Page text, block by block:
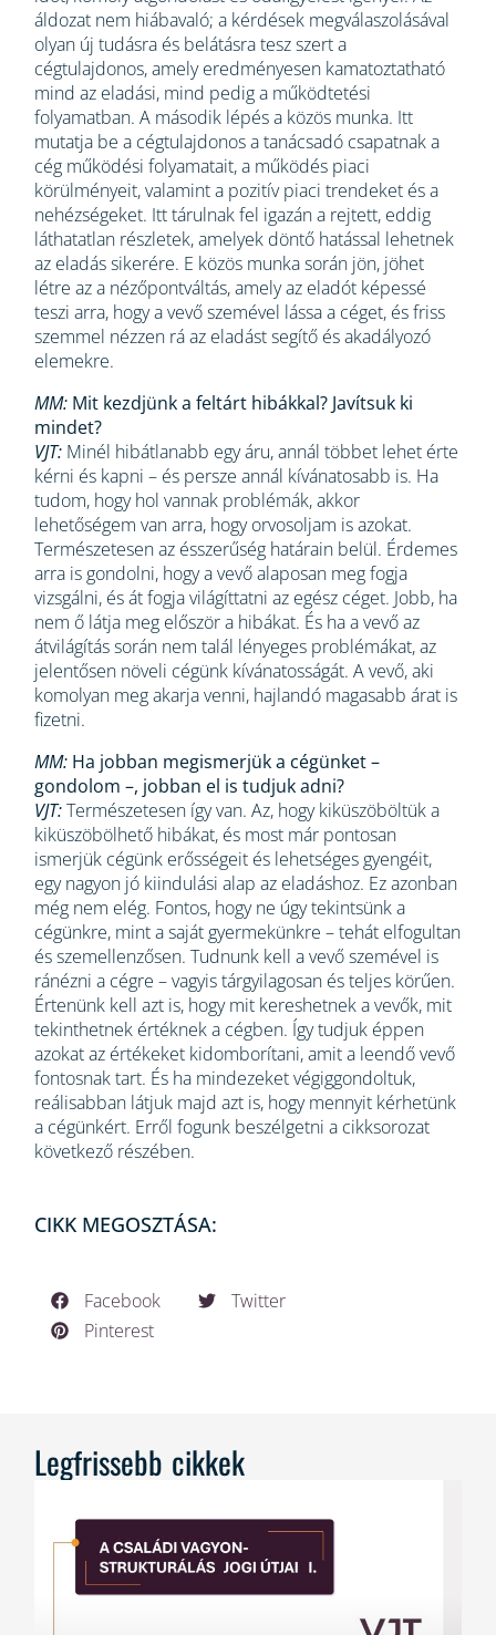
áldozat nem hiábavaló; a kérdések megválaszolásával
olyan új tudásra és belátásra tesz szert a
cégtulajdonos, amely eredményesen kamatoztatható
mind az eladási, mind pedig a működtetési
folyamatban. A második lépés a közös munka. Itt
mutatja be a cégtulajdonos a tanácsadó csapatnak a
cég működési folyamatait, a működés piaci
körülményeit, valamint a pozitív piaci trendeket és a
nehézségeket. Itt tárulnak fel igazán a rejtett, eddig
láthatatlan részletek, amelyek döntő hatással lehetnek
az eladás sikerére. E közös munka során jön, jöhet
létre az a nézőpontváltás, amely az eladót képessé
teszi arra, hogy a vevő szemével lássa a céget, és friss
szemmel nézzen rá az eladást segítő és akadályozó
elemekre.
MM: Mit kezdjünk a feltárt hibákkal? Javítsuk ki
mindet?
VJT: Minél hibátlanabb egy áru, annál többet lehet érte
kérni és kapni – és persze annál kívánatosabb is. Ha
tudom, hogy hol vannak problémák, akkor
lehetőségem van arra, hogy orvosoljam is azokat.
Természetesen az ésszerűség határain belül. Érdemes
arra is gondolni, hogy a vevő alaposan meg fogja
vizsgálni, és át fogja világíttatni az egész céget. Jobb, ha
nem ő látja meg először a hibákat. És ha a vevő az
átvilágítás során nem talál lényeges problémákat, az
jelentősen növeli cégünk kívánatosságát. A vevő, aki
komolyan meg akarja venni, hajlandó magasabb árat is
fizetni.
MM: Ha jobban megismerjük a cégünket –
gondolom –, jobban el is tudjuk adni?
VJT:Természetesen így van. Az, hogy kiküszöböltük a
kiküszöbölhető hibákat, és most már pontosan
ismerjük cégünk erősségeit és lehetséges gyengéit,
egy nagyon jó kiindulási alap az eladáshoz. Ez azonban
még nem elég. Fontos, hogy ne úgy tekintsünk a
cégünkre, mint a saját gyermekünkre – tehát elfogultan
és szemellenzősen. Tudnunk kell a vevő szemével is
ránézni a cégre – vagyis tárgyilagosan és teljes körűen.
Értenünk kell azt is, hogy mit kereshetnek a vevők, mit
tekinthetnek értéknek a cégben. Így tudjuk éppen
azokat az értékeket kidomborítani, amit a leendő vevő
fontosnak tart. És ha mindezeket végiggondoltuk,
reálisabban látjuk majd azt is, hogy mennyit kérhetünk
a cégünkért. Erről fogunk beszélgetni a cikksorozat
következő részében.
CIKK MEGOSZTÁSA:
Facebook
Twitter
Pinterest
Legfrissebb cikkek